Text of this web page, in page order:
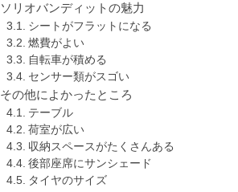
ソリオバンディットの魅力
シートがフラットになる
燃費がよい
自転車が積める
センサー類がスゴい
その他によかったところ
テーブル
荷室が広い
収納スペースがたくさんある
後部座席にサンシェード
タイヤのサイズ